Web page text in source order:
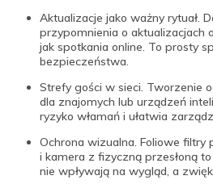
Aktualizacje jako ważny rytuał.
przypomnienia o aktualizacjach
jak spotkania online. To prosty
bezpieczeństwa.
Strefy gości w sieci. Tworzenie
dla znajomych lub urządzeń
ryzyko włamań i ułatwia
Ochrona wizualna. Foliowe filtry
i kamera z fizyczną przesłoną
nie wpływają na wygląd, a